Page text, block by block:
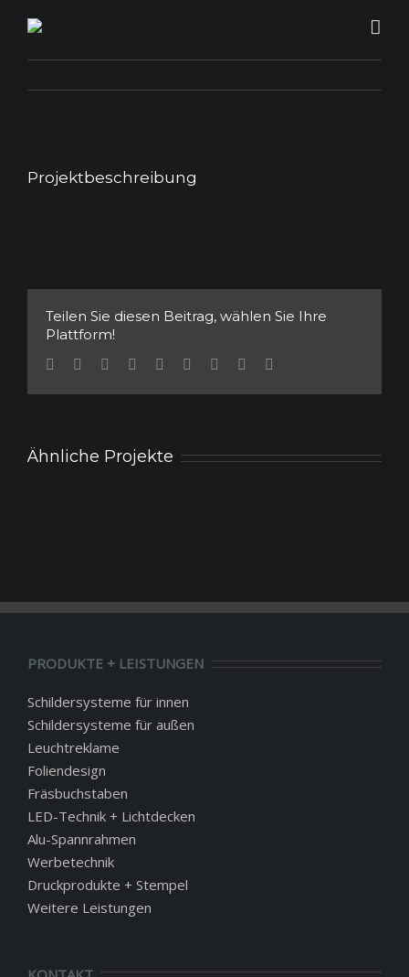
Projektbeschreibung
Teilen Sie diesen Beitrag, wählen Sie Ihre
Plattform!
Facebook
TwitterLinkedin
Reddit TumblrGoogle+Pinterest
Ähnliche Projekte
PRODUKTE + LEISTUNGEN
Schildersysteme für innen
Schildersysteme für außen
Leuchtreklame
Foliendesign
Fräsbuchstaben
LED-Technik + Lichtdecken
Alu-Spannrahmen
Werbetechnik
Druckprodukte + Stempel
Weitere Leistungen